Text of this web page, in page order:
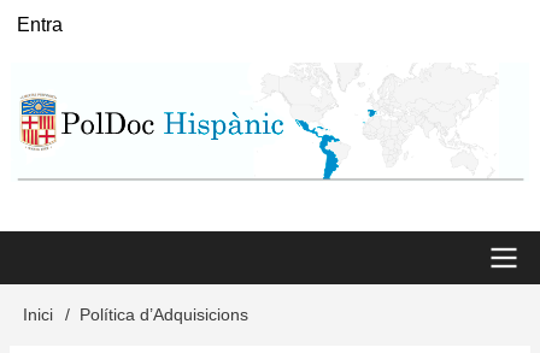
Vés
User
Entra
Main
Inici Política d’Adquisicions